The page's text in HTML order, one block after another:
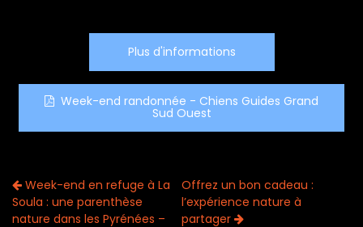
Plus d'informations
Week-end randonnée - Chiens Guides Grand
Sud Ouest
Week-end en refuge à La
Soula : une parenthèse
nature dans les Pyrénées –
Offrez un bon cadeau :
l’expérience nature à
partager